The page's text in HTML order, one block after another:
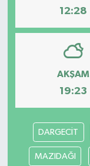
12:28
AKŞAM
19:23
DARGECİT
MAZIDAĞI